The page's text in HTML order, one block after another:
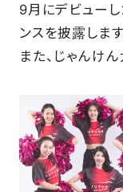
9月にデビュー
ンスを披露します
また、じゃんけん